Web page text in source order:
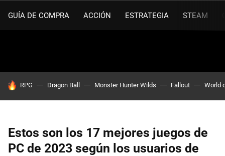
GUÍA DE COMPRA ACCIÓN ESTRATEGIA STEAM
HOY SE HABLA DE
RPG Dragon Ball Monster Hunter Wilds Fallout World
Estos son los 17 mejores juegos de
PC de 2023 según los usuarios de